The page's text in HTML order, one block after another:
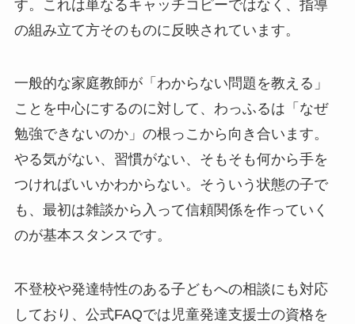
す。これは単なるキャッチコピーではなく、指導
の組み立て方そのものに反映されています。
一般的な家庭教師が「わからない問題を教える」
ことを中心にするのに対して、わっふるは「なぜ
勉強できないのか」の根っこから向き合います。
やる気がない、習慣がない、そもそも何から手を
つければいいかわからない。そういう状態の子で
も、最初は雑談から入って信頼関係を作っていく
のが基本スタンスです。
不登校や発達特性のある子どもへの相談にも対応
しており、公式FAQでは児童発達支援士の資格を